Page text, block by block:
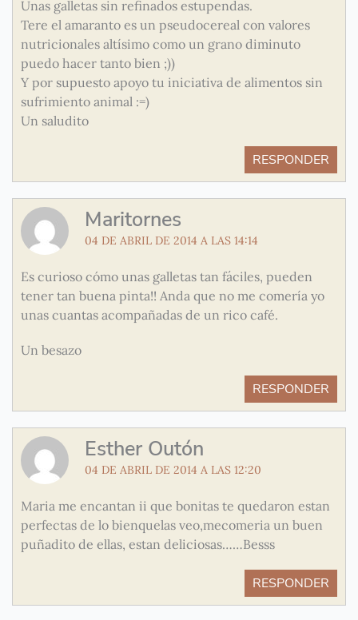
Unas galletas sin refinados estupendas.
Tere el amaranto es un pseudocereal con valores
nutricionales altísimo como un grano diminuto
puedo hacer tanto bien ;))
Y por supuesto apoyo tu iniciativa de alimentos sin
sufrimiento animal :=)
Un saludito
RESPONDER
Maritornes
04 DE ABRIL DE 2014 A LAS 14:14
Es curioso cómo unas galletas tan fáciles, pueden
tener tan buena pinta!! Anda que no me comería yo
unas cuantas acompañadas de un rico café.
Un besazo
RESPONDER
Esther Outón
04 DE ABRIL DE 2014 A LAS 12:20
Maria me encantan ii que bonitas te quedaron estan
perfectas de lo bienquelas veo,mecomeria un buen
puñadito de ellas, estan deliciosas……Besss
RESPONDER